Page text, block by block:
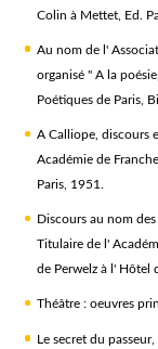
Colin à Mettet, Ed.
Au nom de l'
organisé " A la
Poétiques de Paris,
A Calliope, discours
Académie de
Paris, 1951.
Discours au nom
Titulaire de l'
de Perwelz à l' Hôtel
Théâtre : oeuvres
Le secret du